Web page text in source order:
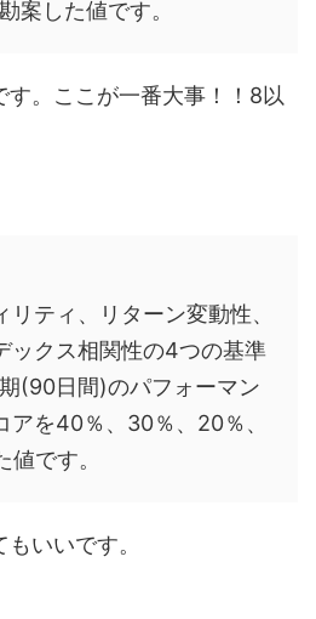
案した値です。
す。ここが一番大事！！8以
ティ、リターン変動性、
ックス相関性の4つの基準
(90日間)のパフォーマン
アを40％、30％、20％、
です。
いいです。